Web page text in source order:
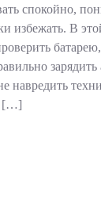
спокойно,
избежать. В
зарядить
навредить
[…]